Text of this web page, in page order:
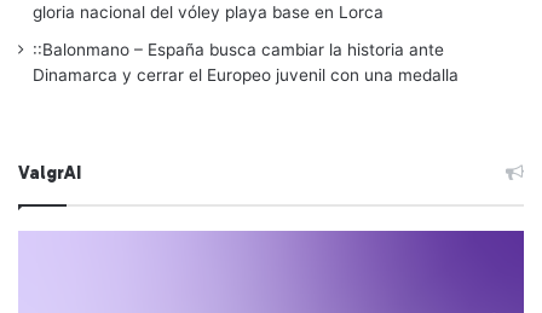
gloria nacional del vóley playa base en Lorca
::Balonmano – España busca cambiar la historia ante
Dinamarca y cerrar el Europeo juvenil con una medalla
ValgrAI